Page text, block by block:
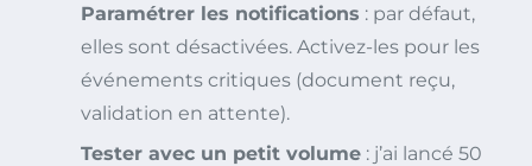
Paramétrer les notifications : par défaut,
elles sont désactivées. Activez-les pour les
événements critiques (document reçu,
validation en attente).
Tester avec un petit volume : j’ai lancé 50